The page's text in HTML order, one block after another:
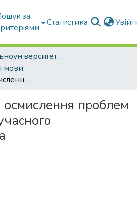
за
Статистика
ННІ загальноуніверситетської підготовки
мови
Філософське осмислення проблем підготовки сучасного агроінженера
осмислення проблем